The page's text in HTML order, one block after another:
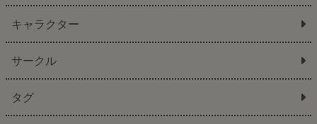
キャラクター
サークル
タグ